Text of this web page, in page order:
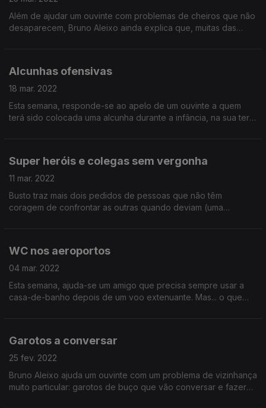
Além de ajudar um ouvinte com problemas de cheiros que não
desaparecem, Bruno Aleixo ainda explica que, muitas das
Alcunhas ofensivas
18 mar. 2022
Esta semana, responde-se ao apelo de um ouvinte a quem
terá sido colocada uma alcunha durante a infância, na sua terra
Super heróis e colegas sem vergonha
11 mar. 2022
Busto traz mais dois pedidos de pessoas que não têm
coragem de confrontar as outras quando deviam (uma
WC nos aeroportos
04 mar. 2022
Esta semana, ajuda-se um amigo que precisa sempre usar a
casa-de-banho depois de um voo extenuante. Mas... o que
Garotos a conversar
25 fev. 2022
Bruno Aleixo ajuda um ouvinte com um problema de vizinhança
muito particular: garotos de buço que vão conversar e fazer